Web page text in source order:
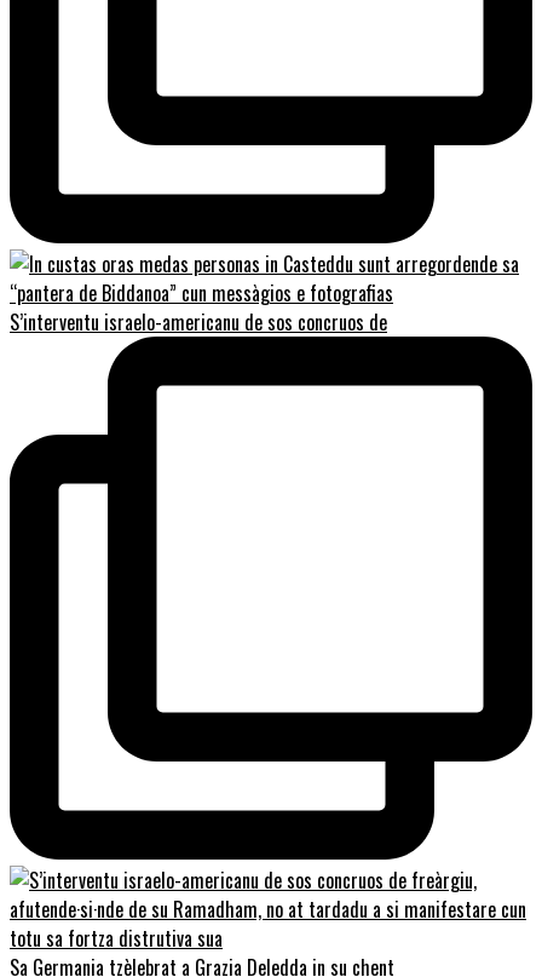
S’interventu israelo-americanu de sos concruos de
Sa Germania tzèlebrat a Grazia Deledda in su chent